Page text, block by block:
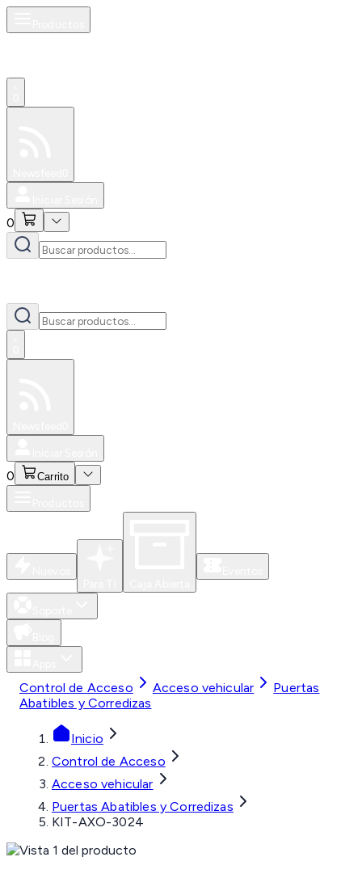
0
0 Carrito
Control de Acceso Acceso vehicular
Puertas
Abatibles y Corredizas
Inicio
Control de Acceso
Acceso vehicular
Puertas Abatibles y Corredizas
KIT-AXO-3024